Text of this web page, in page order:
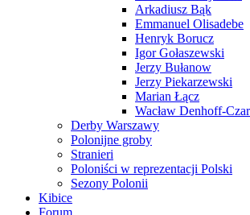
Arkadiusz Bąk
Emmanuel Olisadebe
Henryk Borucz
Igor Gołaszewski
Jerzy Bułanow
Jerzy Piekarzewski
Marian Łącz
Wacław Denhoff-
Derby Warszawy
Polonijne groby
Stranieri
Poloniści w reprezentacji Polski
Sezony Polonii
Kibice
Forum